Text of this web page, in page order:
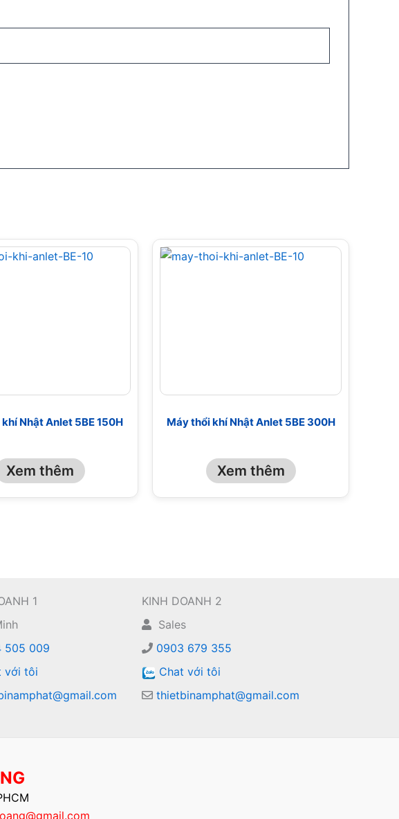
Nhật Anlet 5BE 150H
Xem thêm
Máy thổi khí Nhật Anlet 5BE 300H
Xem thêm
1
505 009
với tôi
KINH DOANH 2
Sales
0903 679 355
Chat với tôi
thietbinamphat@gmail.com